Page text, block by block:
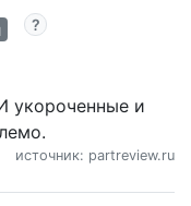
укороченные и
источник: partreview.ru